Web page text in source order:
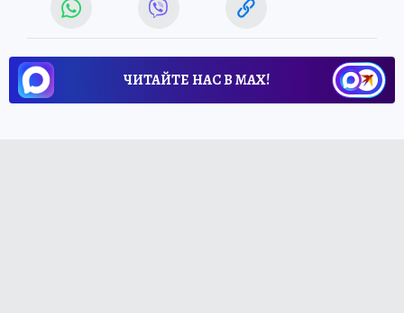
ЧИТАЙТЕ НАС В МАХ!